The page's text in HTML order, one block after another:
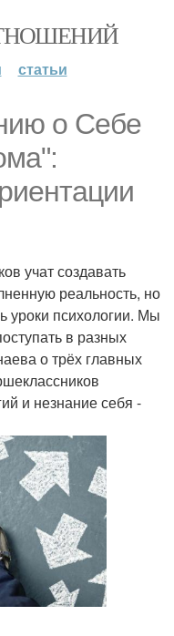
статьи
о Себе
учат создавать
реальность, но
уроки психологии. Мы
в разных
о трёх главных
и незнание себя -